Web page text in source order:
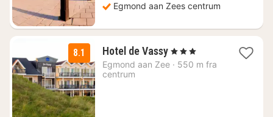
Egmond aan Zees centrum
8.1 Hotel de Vassy1
nat
, 3 Stjerner
Egmond aan Zee · 550 m fra
centrum